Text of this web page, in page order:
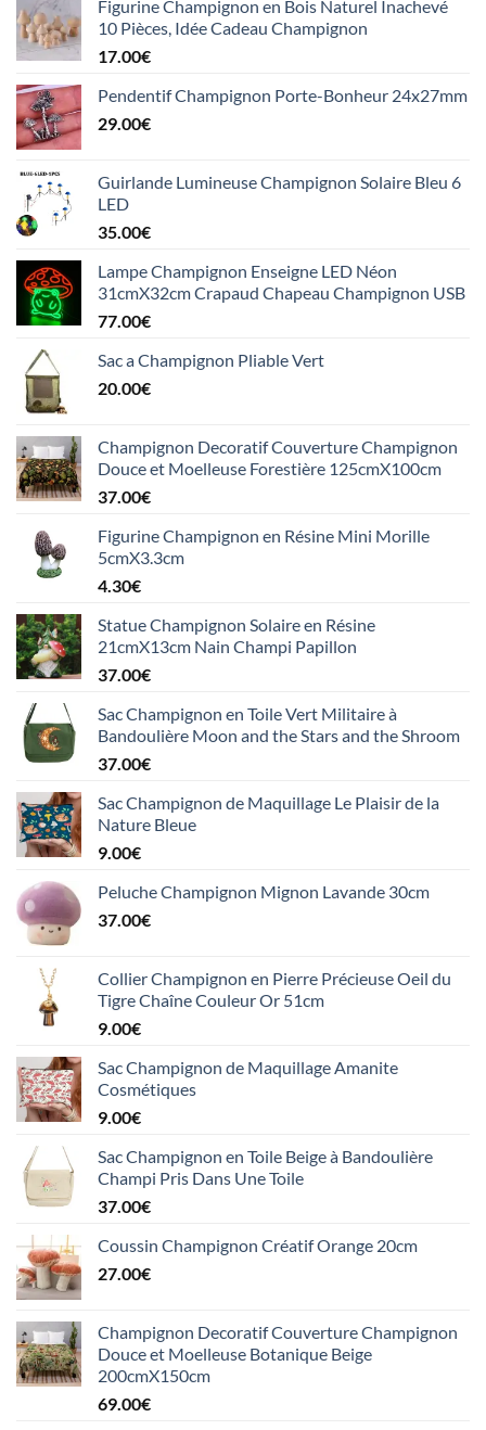
Figurine Champignon en Bois Naturel Inachevé
10 Pièces, Idée Cadeau Champignon
17.00€
Pendentif Champignon Porte-Bonheur 24x27mm
29.00€
Guirlande Lumineuse Champignon Solaire Bleu 6
LED
35.00€
Lampe Champignon Enseigne LED Néon
31cmX32cm Crapaud Chapeau Champignon USB
77.00€
Sac a Champignon Pliable Vert
20.00€
Champignon Decoratif Couverture Champignon
Douce et Moelleuse Forestière 125cmX100cm
37.00€
Figurine Champignon en Résine Mini Morille
5cmX3.3cm
4.30€
Statue Champignon Solaire en Résine
21cmX13cm Nain Champi Papillon
37.00€
Sac Champignon en Toile Vert Militaire à
Bandoulière Moon and the Stars and the Shroom
37.00€
Sac Champignon de Maquillage Le Plaisir de la
Nature Bleue
9.00€
Peluche Champignon Mignon Lavande 30cm
37.00€
Collier Champignon en Pierre Précieuse Oeil du
Tigre Chaîne Couleur Or 51cm
9.00€
Sac Champignon de Maquillage Amanite
Cosmétiques
9.00€
Sac Champignon en Toile Beige à Bandoulière
Champi Pris Dans Une Toile
37.00€
Coussin Champignon Créatif Orange 20cm
27.00€
Champignon Decoratif Couverture Champignon
Douce et Moelleuse Botanique Beige
200cmX150cm
69.00€